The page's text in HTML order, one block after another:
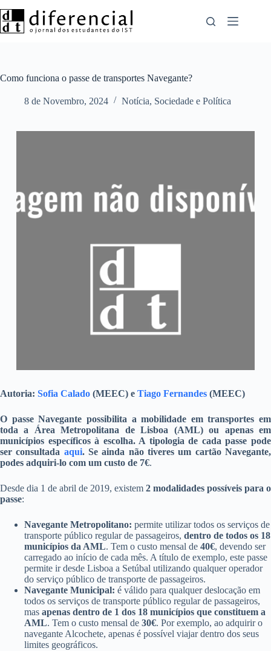
para
o
Como funciona o passe de transportes Navegante?
8 de Novembro, 2024 Notícia, Sociedade e Política
Autoria: Sofia Calado (MEEC) e Tiago Fernandes (MEEC)
O passe Navegante possibilita a mobilidade em transportes em
toda a Área Metropolitana de Lisboa (AML) ou apenas em
municípios específicos à escolha. A tipologia de cada passe pode
ser consultada aqui. Se ainda não tiveres um cartão Navegante,
podes adquiri-lo com um custo de 7€.
Desde dia 1 de abril de 2019, existem 2 modalidades possíveis para o
passe:
Navegante Metropolitano: permite utilizar todos os serviços de
transporte público regular de passageiros, dentro de todos os 18
municípios da AML. Tem o custo mensal de 40€, devendo ser
carregado ao início de cada mês. A título de exemplo, este passe
permite ir desde Lisboa a Setúbal utilizando qualquer operador
do serviço público de transporte de passageiros.
Navegante Municipal: é válido para qualquer deslocação em
todos os serviços de transporte público regular de passageiros,
mas apenas dentro de 1 dos 18 municípios que constituem a
AML. Tem o custo mensal de 30€. Por exemplo, ao adquirir o
navegante Alcochete, apenas é possível viajar dentro dos seus
limites geográficos.